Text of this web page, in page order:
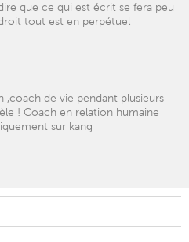
que ce qui est écrit se fera peu
tout est en perpétuel
,coach de vie pendant plusieurs
! Coach en relation humaine
sur kang